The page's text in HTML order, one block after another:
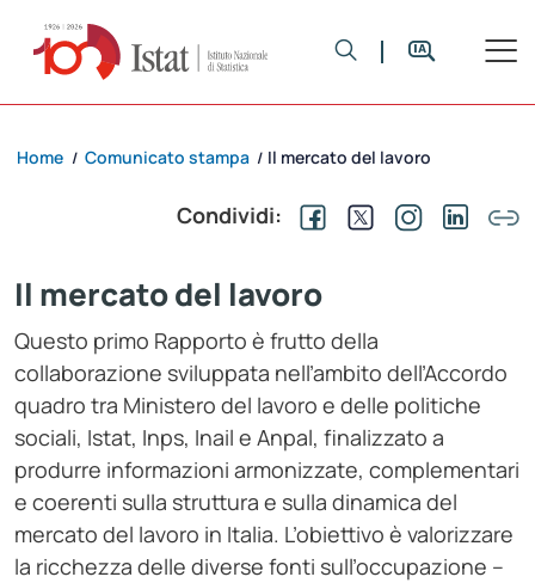
Home / Comunicato stampa / Il mercato del lavoro
Condividi:
Il mercato del lavoro
Questo primo Rapporto è frutto della
collaborazione sviluppata nell’ambito dell’Accordo
quadro tra Ministero del lavoro e delle politiche
sociali, Istat, Inps, Inail e Anpal, finalizzato a
produrre informazioni armonizzate, complementari
e coerenti sulla struttura e sulla dinamica del
mercato del lavoro in Italia. L’obiettivo è valorizzare
la ricchezza delle diverse fonti sull’occupazione –